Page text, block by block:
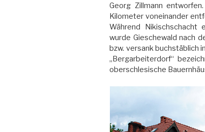
Georg Zillmann
Kilometer voneinander
Während
wurde Gieschewald nach
bzw. versank buchstäblich
„Bergarbeiterdorf“
oberschlesische